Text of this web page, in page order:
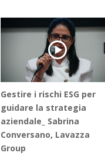
Gestire i rischi ESG per
guidare la strategia
aziendale_ Sabrina
Conversano, Lavazza
Group